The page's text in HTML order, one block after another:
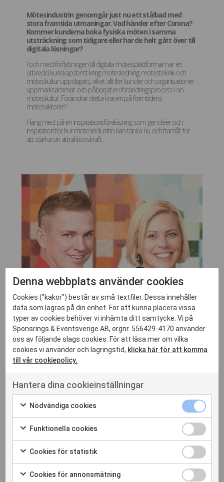
Mötesindustrin genomgår just nu ett stålbad med
stora framtida utmaningar. Vad händer efter Corona?
Kommer kunderna boka fysiska möten i samma
utsträckning som tidigare eller har de helt gått över till
digitala lösningar?
I och med förflyttningen till digitala mötesplattformar har en
utbredd kunskapsbrist kring mötesledning, mötesteknik och
möteskultur uppdagats, vilket allt fler kunder och organisationer
uppmärksammat och påbörjat en förändringsprocess i sin
möteskultur. Förändrar detta kraven på framtidens
mötesaktörer?
Häng med på en inspirationsföreläsning som ger idéer och
inspiration för hur mötesindustrin kan tänka nu och framåt för
att stärka sin attraktionskraft.
Svensk möteskultur och hur har den
Vad är kundernas behov kring möten?
Denna webbplats använder cookies
Cookies ("kakor") består av små textfiler. Dessa innehåller
data som lagras på din enhet. För att kunna placera vissa
typer av cookies behöver vi inhämta ditt samtycke. Vi på
Sponsrings & Eventsverige AB, orgnr. 556429-4170 använder
oss av följande slags cookies. För att läsa mer om vilka
cookies vi använder och lagringstid, klicka här för att komma
till vår cookiepolicy.
Hantera dina cookieinställningar
Nödvändiga cookies
Funktionella cookies
Cookies för statistik
Cookies för annonsmätning